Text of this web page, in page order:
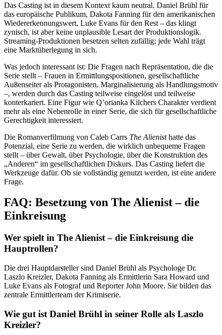
Das Casting ist in diesem Kontext kaum neutral. Daniel Brühl für
das europäische Publikum, Dakota Fanning für den amerikanischen
Wiedererkennungswert, Luke Evans für den Rest – das klingt
zynisch, ist aber keine unplausible Lesart der Produktionslogik.
Streaming-Produktionen besetzen selten zufällig; jede Wahl trägt
eine Marktüberlegung in sich.
Was jedoch interessant ist: Die Fragen nach Repräsentation, die die
Serie stellt – Frauen in Ermittlungspositionen, gesellschaftliche
Außenseiter als Protagonisten, Marginalisierung als Handlungsmotiv
–, werden durch das Casting teilweise eingelöst und teilweise
konterkariert. Eine Figur wie Q’orianka Kilchers Charakter verdient
mehr als eine Nebenrolle in einer Serie, die sich für gesellschaftliche
Gerechtigkeit interessiert.
Die Romanverfilmung von Caleb Carrs The Alienisthatte das
Potenzial, eine Serie zu werden, die wirklich unbequeme Fragen
stellt – über Gewalt, über Psychologie, über die Konstruktion des
„Anderen“ im gesellschaftlichen Diskurs. Das Casting liefert die
Werkzeuge dafür. Ob sie vollständig genutzt werden, ist eine andere
Frage.
FAQ: Besetzung von The Alienist – die
Einkreisung
Wer spielt in The Alienist – die Einkreisung die
Hauptrollen?
Die drei Hauptdarsteller sind Daniel Brühl als Psychologe Dr.
Laszlo Kreizler, Dakota Fanning als Ermittlerin Sara Howard und
Luke Evans als Fotograf und Reporter John Moore. Sie bilden das
zentrale Ermittlerteam der Krimiserie.
Wie gut ist Daniel Brühl in seiner Rolle als Laszlo
Kreizler?